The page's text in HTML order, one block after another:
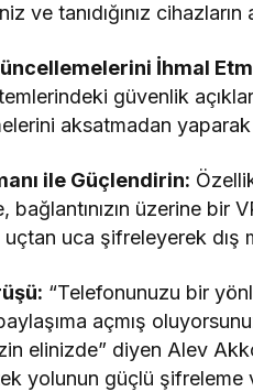
ve tanıdığınız
İhmal
güvenlik
aksatmadan yaparak
ile Güçlendirin:
bağlantınızın üzerine bir
uca şifreleyerek dış
“Telefonunuzu bir
paylaşıma açmış
elinizde” diyen Alev
yolunun güçlü